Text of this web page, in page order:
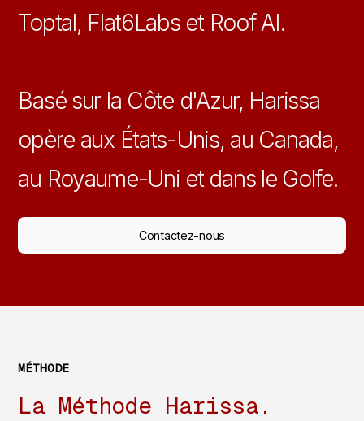
Toptal, Flat6Labs et Roof AI.
Basé sur la Côte d'Azur, Harissa
opère aux États-Unis, au Canada,
au Royaume-Uni et dans le Golfe.
Contactez-nous
MÉTHODE
La Méthode Harissa.